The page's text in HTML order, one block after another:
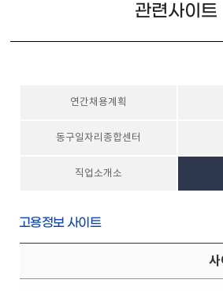
관련사이트
연간채용계획
동구일자리종합센터
직업소개소
고용정보 사이트